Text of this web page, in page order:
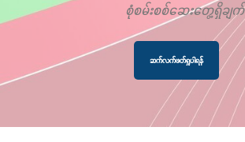
စုံစမ်းစစ်ဆေးတွေ့ရှိချက်
ဆက်လက်ဖတ်ရှုပါရန်